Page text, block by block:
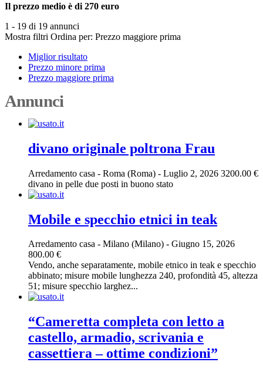
Il prezzo medio è di 270 euro
1 - 19 di 19 annunci
Mostra filtri Ordina per: Prezzo maggiore prima
Miglior risultato
Prezzo minore prima
Prezzo maggiore prima
Annunci
divano originale poltrona Frau
Arredamento casa - Roma (Roma) - Luglio 2, 2026 3200.00 €
divano in pelle due posti in buono stato
Mobile e specchio etnici in teak
Arredamento casa - Milano (Milano) - Giugno 15, 2026
800.00 €
Vendo, anche separatamente, mobile etnico in teak e specchio
abbinato; misure mobile lunghezza 240, profondità 45, altezza
51; misure specchio larghez...
“Cameretta completa con letto a
castello, armadio, scrivania e
cassettiera – ottime condizioni”